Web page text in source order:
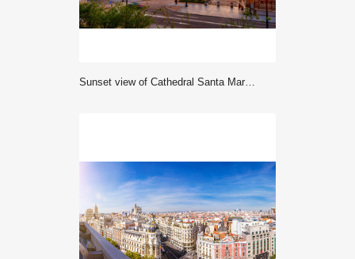
Sunset view of Cathedral Santa Maria la Real de La Almudena in Madrid, Spain